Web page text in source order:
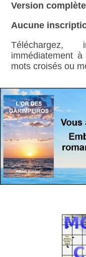
Version
Aucune
Téléchargez,
immédiatement
mots croisés ou